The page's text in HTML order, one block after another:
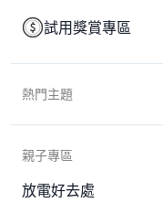
試用獎賞專區
熱門主題
親子專區
放電好去處